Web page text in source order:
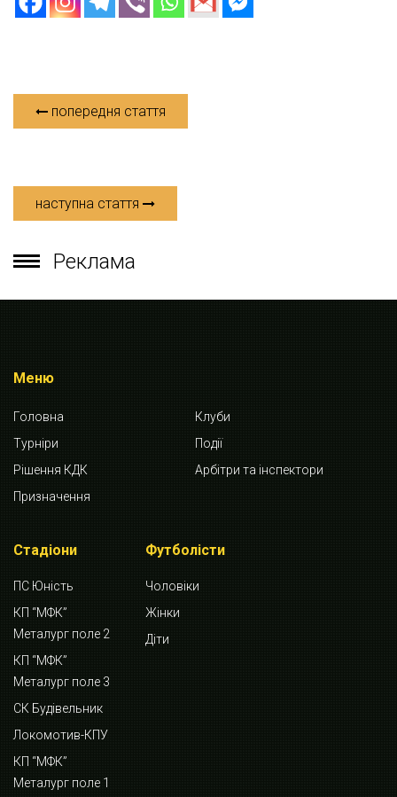
попередня стаття
наступна стаття
Реклама
Меню
Головна
Клуби
Турніри
Події
Рішення КДК
Арбітри та інспектори
Призначення
Стадіони
ПС Юність
КП “МФК”
Металург поле 2
КП “МФК”
Металург поле 3
СК Будівельник
Локомотив-КПУ
КП “МФК”
Металург поле 1
Футболісти
Чоловіки
Жінки
Діти